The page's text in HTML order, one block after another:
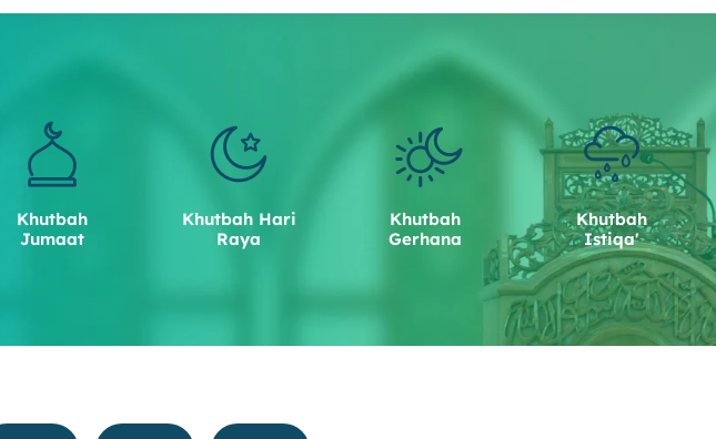
Khutbah
Jumaat
Khutbah Hari
Raya
Khutbah
Gerhana
Khutbah
Istiqa'